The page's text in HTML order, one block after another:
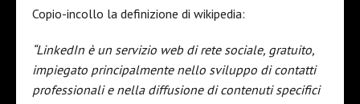
Copio-incollo la definizione di wikipedia:
“LinkedIn è un servizio web di rete sociale, gratuito,
impiegato principalmente nello sviluppo di contatti
professionali e nella diffusione di contenuti specifici